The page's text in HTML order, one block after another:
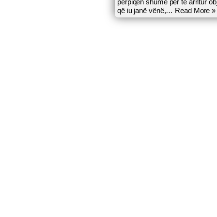
përpiqen shumë për të arritur
që iu janë vënë,… Read More »